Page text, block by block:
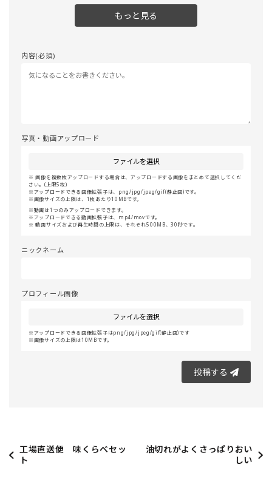
もっと見る
内容(必須)
写真・動画アップロード
ファイルを選択
画像を複数枚アップロードする場合は、アップロードする画像をまとめて選択してくだ
さい。(上限5枚)
アップロードできる画像拡張子は、png/jpg/jpeg/gif(静止画)です。
画像サイズの上限は、1枚あたり10MBです。
動画は1つのみアップロードできます。
アップロードできる動画拡張子は、mp4/movです。
動画サイズおよび再生時間の上限は、それぞれ500MB、30秒です。
ニックネーム
プロフィール画像
ファイルを選択
アップロードできる画像拡張子はpng/jpg/jpeg/gif(静止画)です
画像サイズの上限は10MBです。
投稿する
工場直送便 味くらべセッ
ト
油切れがよくさっぱりおい
しい